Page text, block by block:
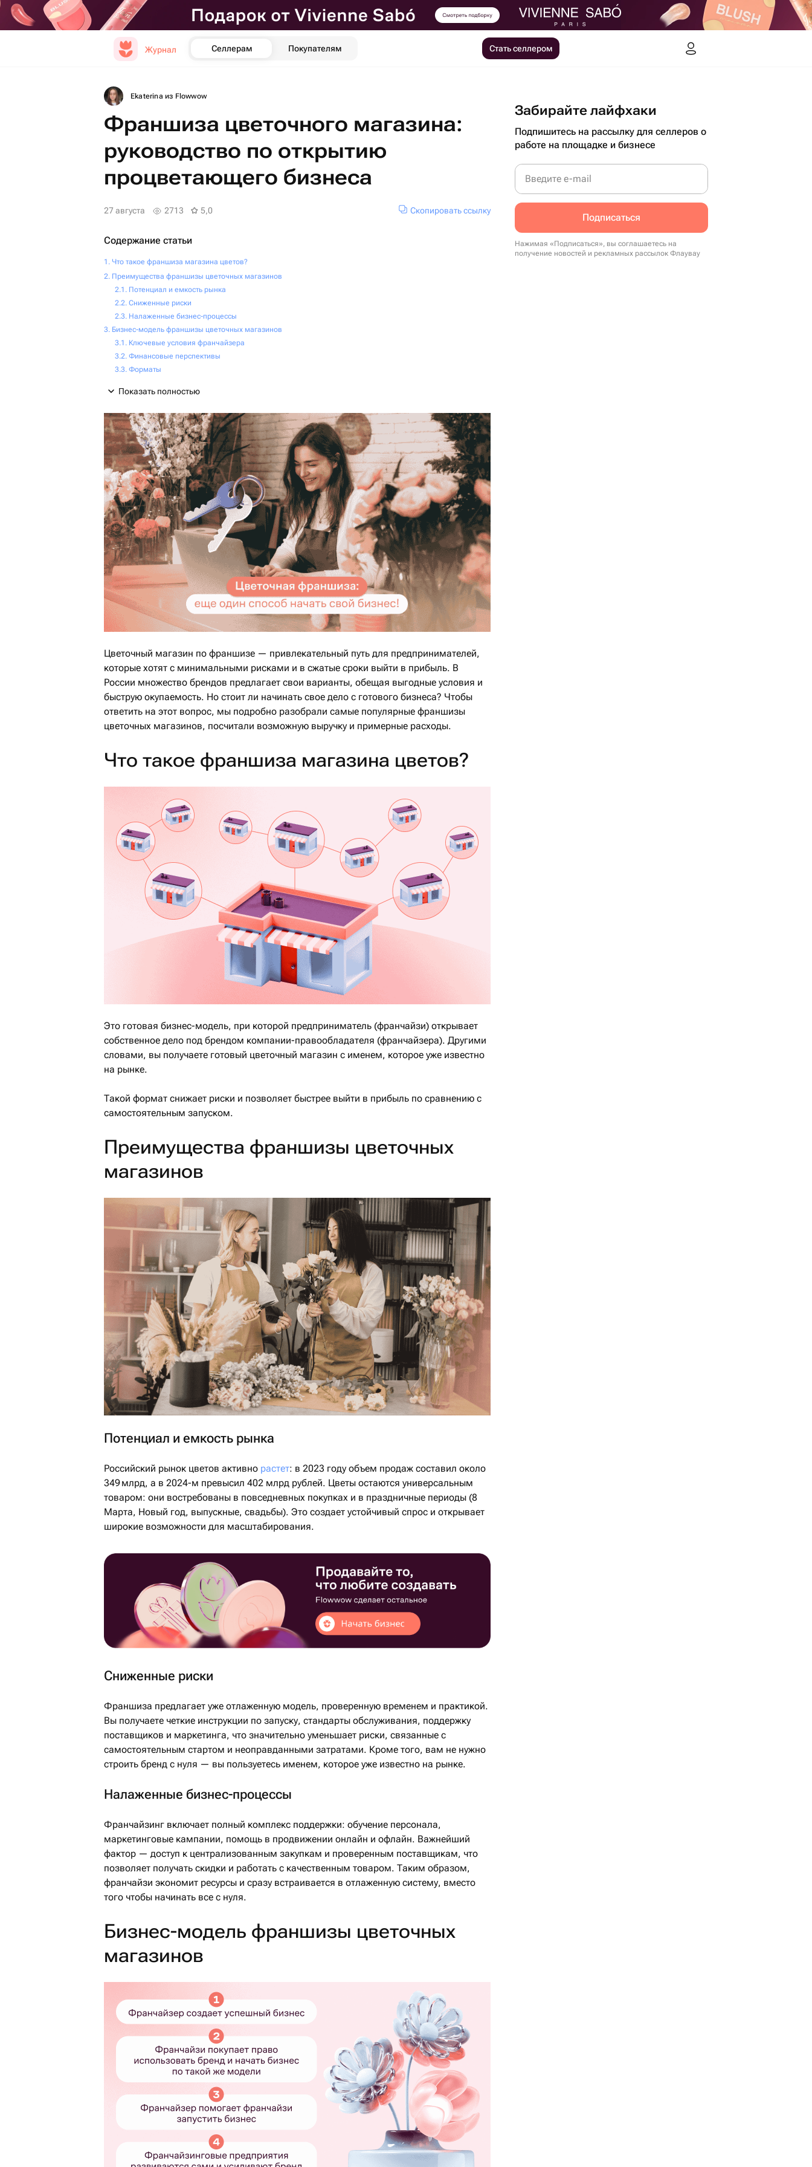
Журнал Селлерам Покупателям Стать селлером
Ekaterina из Flowwow
Франшиза цветочного магазина:
руководство по открытию
процветающего бизнеса
27 августа 2713 5,0 Скопировать ссылку
Содержание статьи
Что такое франшиза магазина цветов?
Преимущества франшизы цветочных магазинов
Потенциал и емкость рынка
Сниженные риски
Налаженные бизнес-процессы
Бизнес-модель франшизы цветочных магазинов
Ключевые условия франчайзера
Финансовые перспективы
Форматы
Показать полностью
Цветочный магазин по франшизе — привлекательный путь для предпринимателей,
которые хотят с минимальными рисками и в сжатые сроки выйти в прибыль. В
России множество брендов предлагает свои варианты, обещая выгодные условия и
быструю окупаемость. Но стоит ли начинать свое дело с готового бизнеса? Чтобы
ответить на этот вопрос, мы подробно разобрали самые популярные франшизы
цветочных магазинов, посчитали возможную выручку и примерные расходы.
Что такое франшиза магазина цветов?
Это готовая бизнес-модель, при которой предприниматель (франчайзи) открывает
собственное дело под брендом компании-правообладателя (франчайзера). Другими
словами, вы получаете готовый цветочный магазин с именем, которое уже известно
на рынке.
Такой формат снижает риски и позволяет быстрее выйти в прибыль по сравнению с
самостоятельным запуском.
Преимущества франшизы цветочных
магазинов
Потенциал и емкость рынка
Российский рынок цветов активно растет: в 2023 году объем продаж составил около
349 млрд, а в 2024-м превысил 402 млрд рублей. Цветы остаются универсальным
товаром: они востребованы в повседневных покупках и в праздничные периоды (8
Марта, Новый год, выпускные, свадьбы). Это создает устойчивый спрос и открывает
широкие возможности для масштабирования.
Сниженные риски
Франшиза предлагает уже отлаженную модель, проверенную временем и практикой.
Вы получаете четкие инструкции по запуску, стандарты обслуживания, поддержку
поставщиков и маркетинга, что значительно уменьшает риски, связанные с
самостоятельным стартом и неоправданными затратами. Кроме того, вам не нужно
строить бренд с нуля — вы пользуетесь именем, которое уже известно на рынке.
Налаженные бизнес-процессы
Франчайзинг включает полный комплекс поддержки: обучение персонала,
маркетинговые кампании, помощь в продвижении онлайн и офлайн. Важнейший
фактор — доступ к централизованным закупкам и проверенным поставщикам, что
позволяет получать скидки и работать с качественным товаром. Таким образом,
франчайзи экономит ресурсы и сразу встраивается в отлаженную систему, вместо
того чтобы начинать все с нуля.
Бизнес-модель франшизы цветочных
магазинов
Забирайте лайфхаки
Подпишитесь на рассылку для селлеров о
работе на площадке и бизнесе
Введите e-mail
Подписаться
Нажимая «Подписаться», вы соглашаетесь на
получение новостей и рекламных рассылок Флаувау